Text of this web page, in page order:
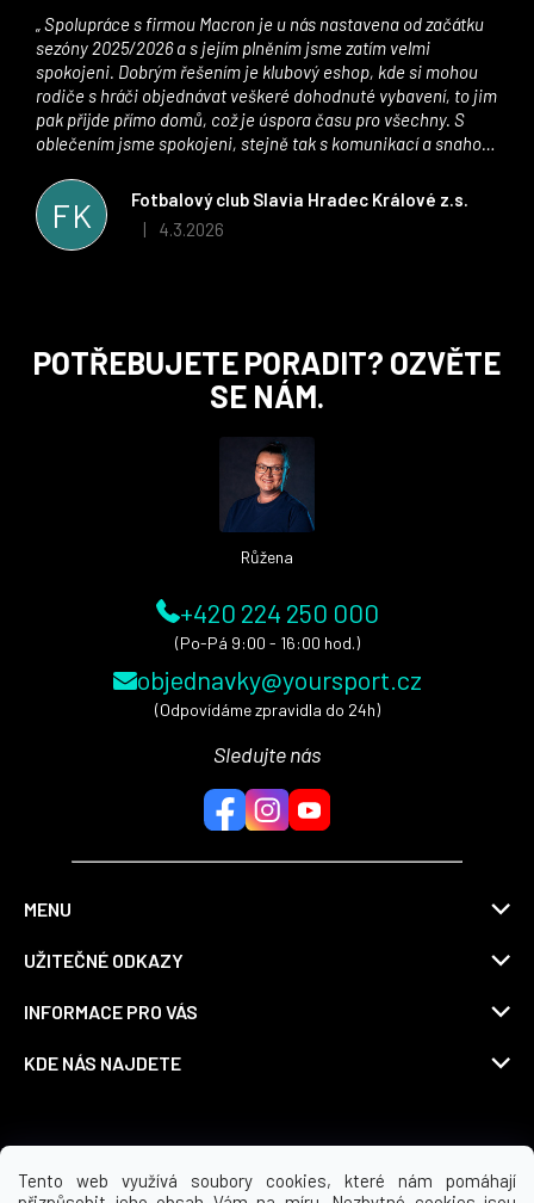
Tento web využívá soubory cookies, které nám pomáhají
FK
Fotbalový club Slavia Hradec Králové z.s.
Hodnocení obchodu je 5 z 5 hvězdiček.
| 4.3.2026
sezóny 2025/2026 a s jejím plněním jsme zatím velmi
spokojeni. Dobrým řešením je klubový eshop, kde si mohou
rodiče s hráči objednávat veškeré dohodnuté vybavení, to jim
pak přijde přímo domů, což je úspora času pro všechny. S
oblečením jsme spokojeni, stejně tak s komunikací a snahou
stran. Věříme, že v tomto duchu bude spolupráce pokračovat
i nadále, nyní už začínáme řešit i první sady dresů ;)
POTŘEBUJETE PORADIT? OZVĚTE
SE NÁM.
Růžena
+420 224 250 000
(Po-Pá 9:00 - 16:00 hod.)
objednavky@yoursport.cz
(Odpovídáme zpravidla do 24h)
Sledujte nás
MENU
UŽITEČNÉ ODKAZY
INFORMACE PRO VÁS
KDE NÁS NAJDETE
Možnosti dopravy